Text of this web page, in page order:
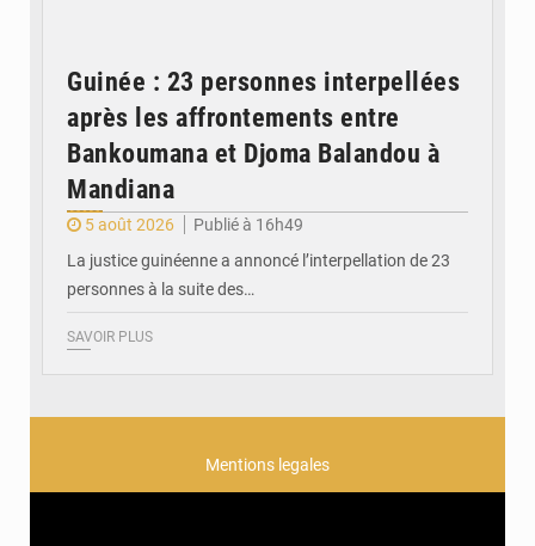
Guinée : 23 personnes interpellées
après les affrontements entre
Bankoumana et Djoma Balandou à
Mandiana
5 août 2026
Publié à 16h49
La justice guinéenne a annoncé l’interpellation de 23
personnes à la suite des…
SAVOIR PLUS
Mentions legales